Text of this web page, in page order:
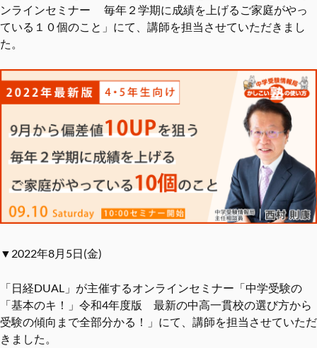
ンラインセミナー 毎年２学期に成績を上げるご家庭がやっ
ている１０個のこと」にて、講師を担当させていただきまし
た。
▼2022年8月5日(金)
「日経DUAL」が主催するオンラインセミナー「中学受験の
「基本のキ！」令和4年度版 最新の中高一貫校の選び方から
受験の傾向まで全部分かる！」にて、講師を担当させていただ
きました。